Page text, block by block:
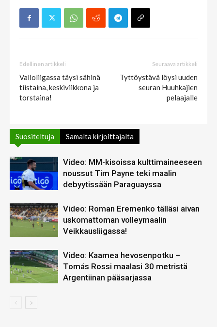
Edellinen artikkeli
Valioliigassa täysi sähinä
tiistaina, keskiviikkona ja
torstaina!
Seuraava artikkeli
Tyttöystävä löysi uuden
seuran Huuhkajien
pelaajalle
Suositeltuja Samalta kirjoittajalta
Video: MM-kisoissa kulttimaineeseen
noussut Tim Payne teki maalin
debyytissään Paraguayssa
Video: Roman Eremenko tälläsi aivan
uskomattoman volleymaalin
Veikkausliigassa!
Video: Kaamea hevosenpotku –
Tomás Rossi maalasi 30 metristä
Argentiinan pääsarjassa